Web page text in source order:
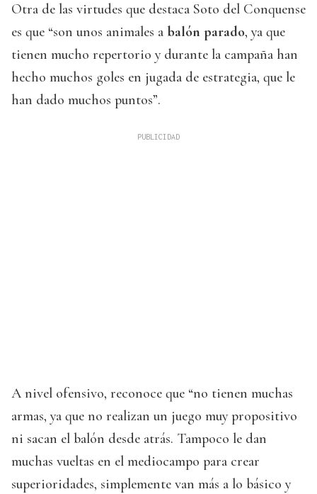
Otra de las virtudes que destaca Soto del Conquense
es que “son unos animales a balón parado, ya que
tienen mucho repertorio y durante la campaña han
hecho muchos goles en jugada de estrategia, que le
han dado muchos puntos”.
A nivel ofensivo, reconoce que “no tienen muchas
armas, ya que no realizan un juego muy propositivo
ni sacan el balón desde atrás. Tampoco le dan
muchas vueltas en el mediocampo para crear
superioridades, simplemente van más a lo básico y